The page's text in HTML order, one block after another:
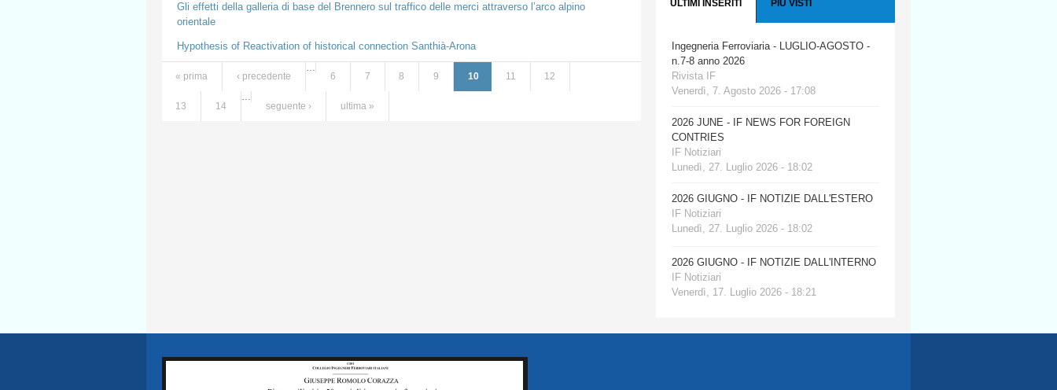
Gli effetti della galleria di base del Brennero sul traffico delle merci attraverso l’arco alpino
orientale
Hypothesis of Reactivation of historical connection Santhià-Arona
Pagine
« prima ‹ precedente
6
7 8 9 10 11 12
13 14
…
seguente ›
ultima »
ULTIMI INSERITI PIÙ VISTI
Ingegneria Ferroviaria - LUGLIO-AGOSTO -
n.7-8 anno 2026
Rivista IF
Venerdì, 7. Agosto 2026 - 17:08
2026 JUNE - IF NEWS FOR FOREIGN
CONTRIES
IF Notiziari
Lunedì, 27. Luglio 2026 - 18:02
2026 GIUGNO - IF NOTIZIE DALL'ESTERO
IF Notiziari
Lunedì, 27. Luglio 2026 - 18:02
2026 GIUGNO - IF NOTIZIE DALL'INTERNO
IF Notiziari
Venerdì, 17. Luglio 2026 - 18:21